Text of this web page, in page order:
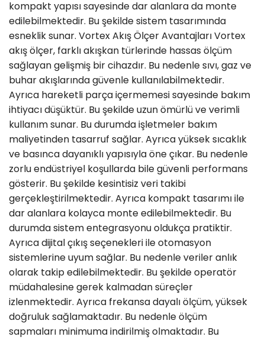
kompakt yapısı sayesinde dar alanlara da monte
edilebilmektedir. Bu şekilde sistem tasarımında
esneklik sunar. Vortex Akış Ölçer Avantajları Vortex
akış ölçer, farklı akışkan türlerinde hassas ölçüm
sağlayan gelişmiş bir cihazdır. Bu nedenle sıvı, gaz ve
buhar akışlarında güvenle kullanılabilmektedir.
Ayrıca hareketli parça içermemesi sayesinde bakım
ihtiyacı düşüktür. Bu şekilde uzun ömürlü ve verimli
kullanım sunar. Bu durumda işletmeler bakım
maliyetinden tasarruf sağlar. Ayrıca yüksek sıcaklık
ve basınca dayanıklı yapısıyla öne çıkar. Bu nedenle
zorlu endüstriyel koşullarda bile güvenli performans
gösterir. Bu şekilde kesintisiz veri takibi
gerçekleştirilmektedir. Ayrıca kompakt tasarımı ile
dar alanlara kolayca monte edilebilmektedir. Bu
durumda sistem entegrasyonu oldukça pratiktir.
Ayrıca dijital çıkış seçenekleri ile otomasyon
sistemlerine uyum sağlar. Bu nedenle veriler anlık
olarak takip edilebilmektedir. Bu şekilde operatör
müdahalesine gerek kalmadan süreçler
izlenmektedir. Ayrıca frekansa dayalı ölçüm, yüksek
doğruluk sağlamaktadır. Bu nedenle ölçüm
sapmaları minimuma indirilmiş olmaktadır. Bu